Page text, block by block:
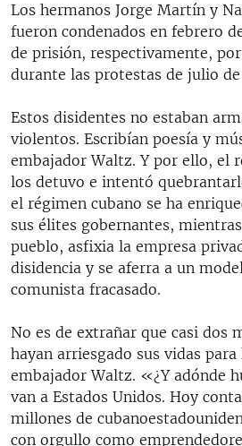
Los hermanos Jorge Martín y
fueron condenados en febrero
de prisión, respectivamente,
durante las protestas de julio de
Estos disidentes no estaban
violentos. Escribían poesía y
embajador Waltz. Y por ello, el
los detuvo e intentó
el régimen cubano se ha
sus élites gobernantes,
pueblo, asfixia la empresa
disidencia y se aferra a un
comunista fracasado.
No es de extrañar que casi dos
hayan arriesgado sus vidas
embajador Waltz. «¿Y adónde
van a Estados Unidos. Hoy
millones de
con orgullo como